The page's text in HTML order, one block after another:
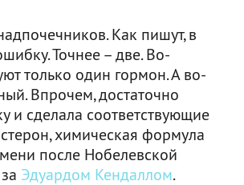
Как пишут, в
Точнее – две. Во-
только один гормон. А во-
Впрочем, достаточно
и сделала соответствующие
химическая формула
после Нобелевской
Эдуардом Кендаллом.